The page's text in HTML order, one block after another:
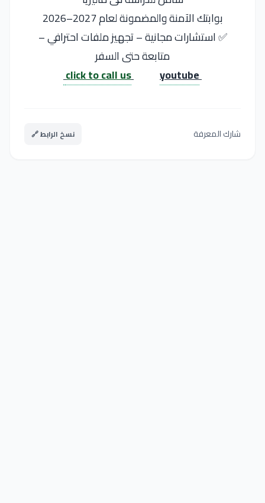
بوابتك الآمنة والمضمونة لعام 2027–2026
✅ استشارات مجانية – تجهيز ملفات احترافي –
متابعة حتى السفر
click to call us
youtube
شارك المعرفة نسخ الرابط 🔗